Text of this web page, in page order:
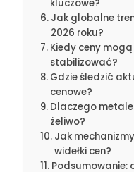
kluczowe?
Jak globalne
2026 roku?
Kiedy ceny
stabilizować?
Gdzie śledzić
cenowe?
Dlaczego
żeliwo?
Jak
widełki cen?
Podsumowanie: